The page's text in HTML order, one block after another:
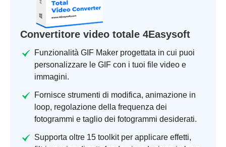
Convertitore video totale 4Easysoft
Funzionalità GIF Maker progettata in cui puoi
personalizzare le GIF con i tuoi file video e
immagini.
Fornisce strumenti di modifica, animazione in
loop, regolazione della frequenza dei
fotogrammi e taglio dei fotogrammi desiderati.
Supporta oltre 15 toolkit per applicare effetti,